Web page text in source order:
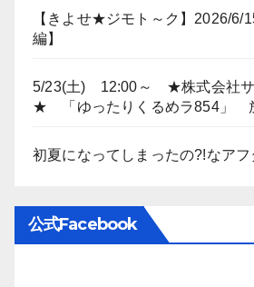
【きよせ★ジモト～ク】2026/6/
編】
5/23(土) 12:00～ ★株式会社サ
★ 「ゆったりくるめラ854」
初夏になってしまったの?!なア
公式Facebook